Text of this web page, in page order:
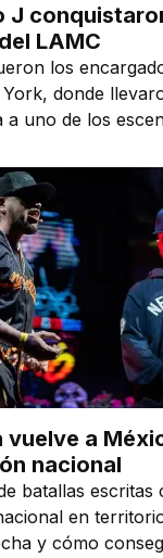
J
LAMC
los
donde
a uno de los
vuelve a
nacional
batallas escritas
en
y cómo